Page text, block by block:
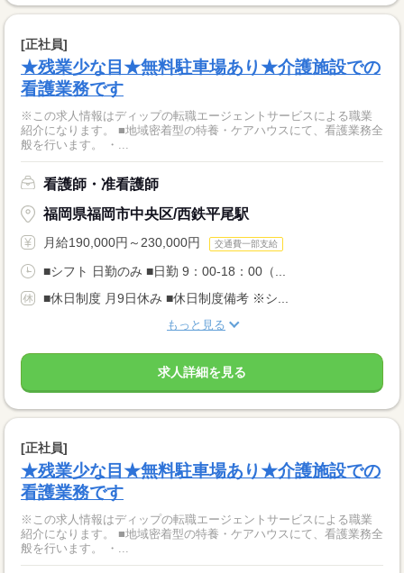
[正社員]
★残業少な目★無料駐車場あり★介護施設での
看護業務です
※この求人情報はディップの転職エージェントサービスによる職業
紹介になります。 ■地域密着型の特養・ケアハウスにて、看護業務全
般を行います。 ・...
看護師・准看護師
福岡県福岡市中央区/西鉄平尾駅
月給190,000円～230,000円 交通費一部支給
■シフト 日勤のみ ■日勤 9：00-18：00（...
■休日制度 月9日休み ■休日制度備考 ※シ...
もっと見る
求人詳細を見る
[正社員]
★残業少な目★無料駐車場あり★介護施設での
看護業務です
※この求人情報はディップの転職エージェントサービスによる職業
紹介になります。 ■地域密着型の特養・ケアハウスにて、看護業務全
般を行います。 ・...